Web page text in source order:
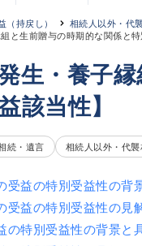
（持戻し）
相続人以外・代
と生前贈与の時期的な関係と特
発生・養子
該当性】
続・遺言 相続人以外・代
益の特別受益性の背
益の特別受益性の見
特別受益性の背景と